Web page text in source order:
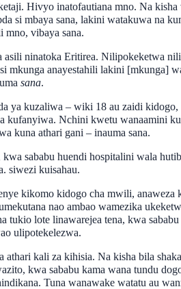
Hivyo inatofautiana mno. Na
si mbaya sana, lakini watakuwa na
vibaya sana.
ninatoka Eritirea. Nilipokeketwa
mkunga anayestahili lakini [mkunga]
sana.
kuzaliwa – wiki 18 au zaidi
Nchini kwetu wanaamini
kuna athari gani – inauma sana.
sababu huendi hospitalini wala
siwezi kuisahau.
kikomo kidogo cha mwili, anaweza
nao ambao wamezika
tukio lote linawarejea tena, kwa
ulipotekelezwa.
kali za kihisia. Na kisha bila
kwa sababu kama wana tundu
Tuna wanawake watatu au